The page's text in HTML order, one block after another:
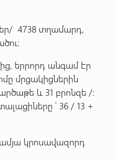
4738 տղամարդ,
երրորդ անգամ էր
մրցակիցներին
և 31 բրոնզե /։
՝ 36 / 13 +
կրոսավազորդ